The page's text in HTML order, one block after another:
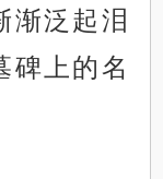
渐泛起泪
碑上的名